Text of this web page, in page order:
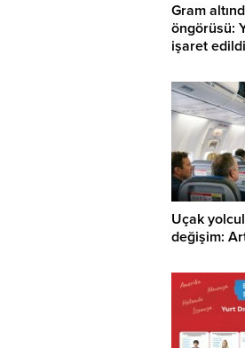
Gram
öngörüsü:
işaret edildi
Uçak
değişim: